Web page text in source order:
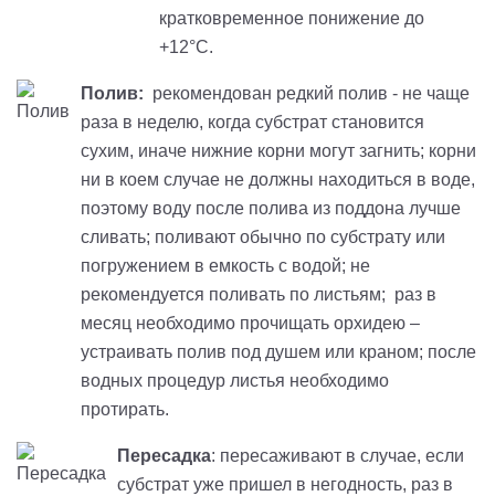
кратковременное понижение до
+12°С.
Полив: рекомендован редкий полив - не чаще
раза в неделю, когда субстрат становится
сухим, иначе нижние корни могут загнить; корни
ни в коем случае не должны находиться в воде,
поэтому воду после полива из поддона лучше
сливать; поливают обычно по субстрату или
погружением в емкость с водой; не
рекомендуется поливать по листьям; раз в
месяц необходимо прочищать орхидею –
устраивать полив под душем или краном; после
водных процедур листья необходимо
протирать.
Пересадка: пересаживают в случае, если
субстрат уже пришел в негодность, раз в